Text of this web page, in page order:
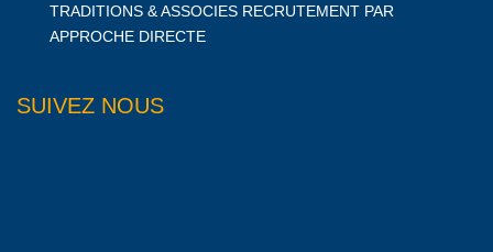
TRADITIONS & ASSOCIES RECRUTEMENT PAR
APPROCHE DIRECTE
SUIVEZ NOUS